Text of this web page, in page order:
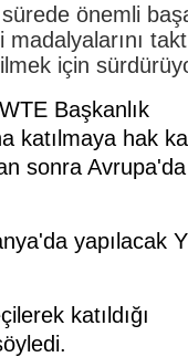
önemli
için
Başkanlık
katılmaya hak
sonra
yapılacak
katıldığı